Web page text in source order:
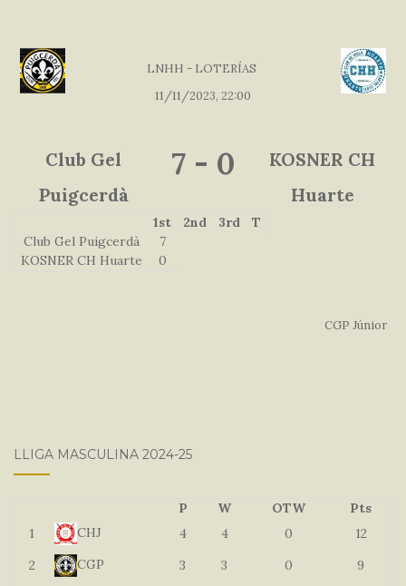
LNHH - LOTERÍAS
11/11/2023, 22:00
Club Gel
Puigcerdà
7 - 0
KOSNER CH
Huarte
1st 2nd 3rd
T
Club Gel Puigcerdà
7
KOSNER CH Huarte
0
CGP Júnior
LLIGA MASCULINA 2024-25
P W OTW
Pts
1
CHJ 4 4 0
12
2
CGP 3 3 0
9